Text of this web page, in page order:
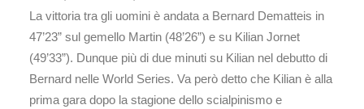
La vittoria tra gli uomini è andata a Bernard Dematteis in
47’23” sul gemello Martin (48’26”) e su Kilian Jornet
(49’33”). Dunque più di due minuti su Kilian nel debutto di
Bernard nelle World Series. Va però detto che Kilian è alla
prima gara dopo la stagione dello scialpinismo e